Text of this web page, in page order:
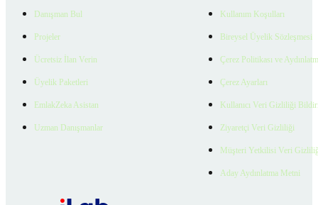
Danışman Bul
Projeler
Ücretsiz İlan Verin
Üyelik Paketleri
EmlakZeka Asistan
Uzman Danışmanlar
Kullanım Koşulları
Bireysel Üyelik Sözleşmesi
Çerez Politikası ve
Çerez Ayarları
Kullanıcı Veri Gizliliği
Ziyaretçi Veri Gizliliği
Müşteri Yetkilisi Veri
Aday Aydınlatma Metni